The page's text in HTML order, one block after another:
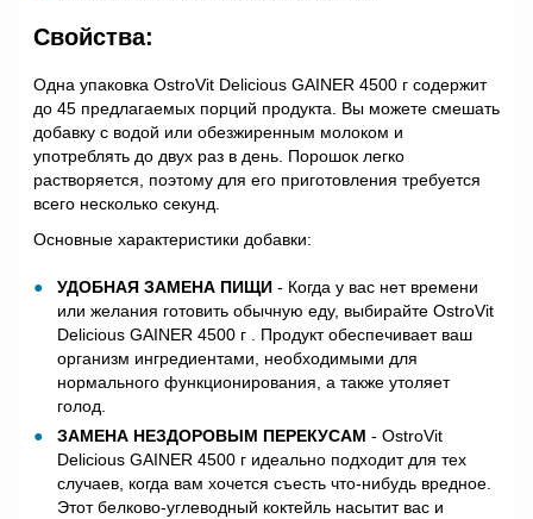
Свойства:
Одна упаковка OstroVit Delicious GAINER 4500 г содержит
до 45 предлагаемых порций продукта. Вы можете смешать
добавку с водой или обезжиренным молоком и
употреблять до двух раз в день. Порошок легко
растворяется, поэтому для его приготовления требуется
всего несколько секунд.
Основные характеристики добавки:
УДОБНАЯ ЗАМЕНА ПИЩИ - Когда у вас нет времени
или желания готовить обычную еду, выбирайте OstroVit
Delicious GAINER 4500 г . Продукт обеспечивает ваш
организм ингредиентами, необходимыми для
нормального функционирования, а также утоляет
голод.
ЗАМЕНА НЕЗДОРОВЫМ ПЕРЕКУСАМ - OstroVit
Delicious GAINER 4500 г идеально подходит для тех
случаев, когда вам хочется съесть что-нибудь вредное.
Этот белково-углеводный коктейль насытит вас и